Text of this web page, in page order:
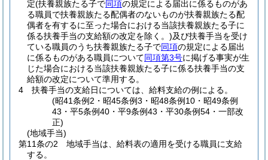
定(扶養親族たる子で同項の規定による届出に係るものがあ
る職員で扶養親族たる配偶者のないものが扶養親族たる配
偶者を有するに至った場合における当該扶養親族たる子に
係る扶養手当の支給額の改定を除く。)及び扶養手当を受け
ている職員のうち扶養親族たる子で同項の規定による届出
に係るものがある職員について同項第3号に掲げる事実が生
じた場合における当該扶養親族たる子に係る扶養手当の支
給額の改定について準用する。
4
扶養手当の支給日については、給料支給の例による。
(昭41条例2・昭45条例3・昭48条例10・昭49条例
43・平5条例40・平9条例43・平30条例54・一部改
正)
(地域手当)
第11条の2
地域手当は、給料表の適用を受ける職員に支給
する。